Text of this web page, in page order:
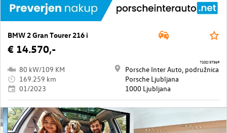
BMW 2 Gran Tourer 216 i
€ 14.570,-
80 kW/109 KM
169.259 km
01/2023
Porsche Inter Auto, podružnica
Porsche Ljubljana
1000 Ljubljana
7102/37369